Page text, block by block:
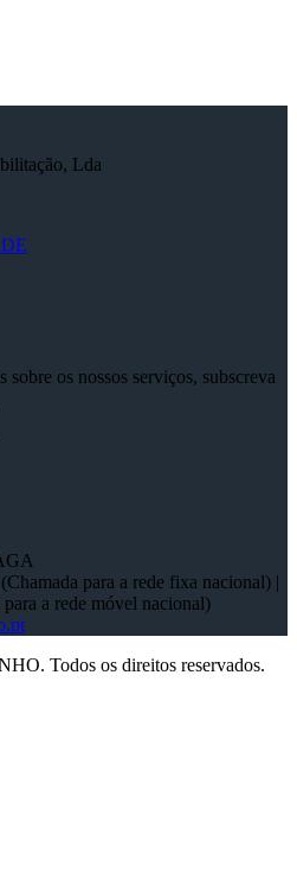
Lda
sobre os nossos serviços, subscreva
Chamada para a rede fixa nacional) |
para a rede móvel nacional)
Todos os direitos reservados.